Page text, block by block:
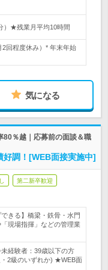
）★残業月平均10時間
回程度休み）* 年末年始
気になる
80％越｜応募前の面談＆職
好調！[WEB面接実施中]
第二新卒歓迎
きる】橋梁・鉄骨・水門
現場指揮」などの管理業
経験者：39歳以下の方
2級のいずれか) ★WEB面